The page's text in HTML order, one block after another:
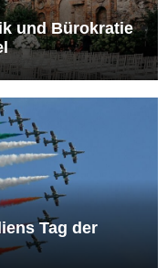
und Bürokratie
Tag der